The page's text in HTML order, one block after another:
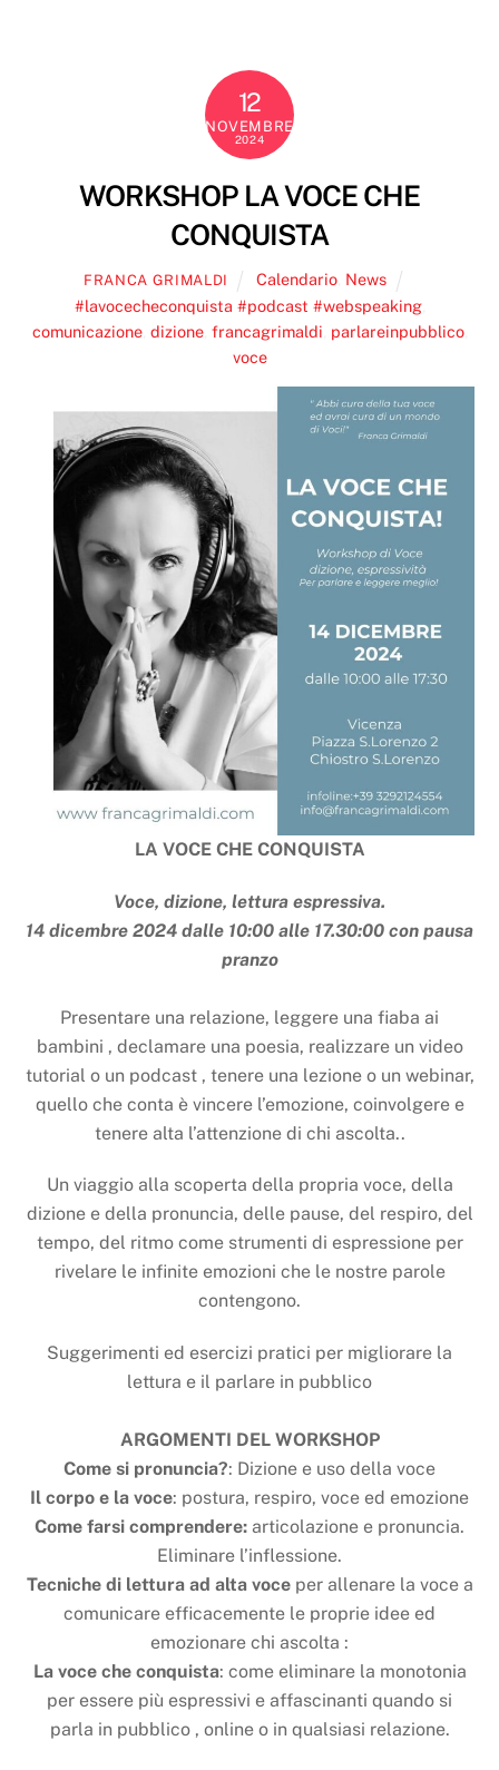
12
NOVEMBRE
2024
WORKSHOP LA VOCE CHE
CONQUISTA
FRANCA GRIMALDI Calendario News
#lavocecheconquista #podcast #webspeaking,
comunicazione, dizione, francagrimaldi parlareinpubblico,
voce
LA VOCE CHE CONQUISTA
Voce, dizione, lettura espressiva.
14 dicembre 2024 dalle 10:00 alle 17.30:00 con pausa
pranzo
Presentare una relazione, leggere una fiaba ai
bambini , declamare una poesia, realizzare un video
tutorial o un podcast , tenere una lezione o un webinar,
quello che conta è vincere l’emozione, coinvolgere e
tenere alta l’attenzione di chi ascolta..
Un viaggio alla scoperta della propria voce, della
dizione e della pronuncia, delle pause, del respiro, del
tempo, del ritmo come strumenti di espressione per
rivelare le infinite emozioni che le nostre parole
contengono.
Suggerimenti ed esercizi pratici per migliorare la
lettura e il parlare in pubblico
ARGOMENTI DEL WORKSHOP
Come si pronuncia?: Dizione e uso della voce
Il corpo e la voce: postura, respiro, voce ed emozione
Come farsi comprendere: articolazione e pronuncia.
Eliminare l’inflessione.
Tecniche di lettura ad alta voceper allenare la voce a
comunicare efficacemente le proprie idee ed
emozionare chi ascolta :
La voce che conquista: come eliminare la monotonia
per essere più espressivi e affascinanti quando si
parla in pubblico , online o in qualsiasi relazione.